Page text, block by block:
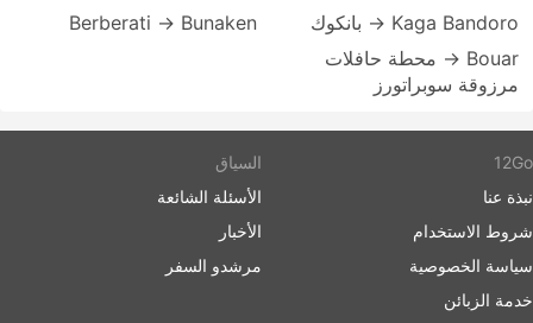
Kaga Bandoro → بانكوك
Bouar → محطة حافلات
مرزوقة سوبراتورز
Berberati → Bunaken
12Go
نبذة عنا
شروط الاستخدام
سياسة الخصوصية
خدمة الزبائن
السياق
الأسئلة الشائعة
الأخبار
مرشدو السفر